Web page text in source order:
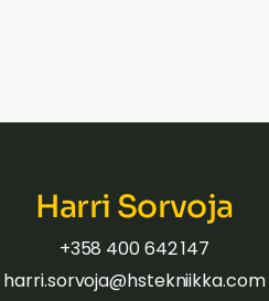
Harri Sorvoja
+358 400 642 147
harri.sorvoja@hstekniikka.com